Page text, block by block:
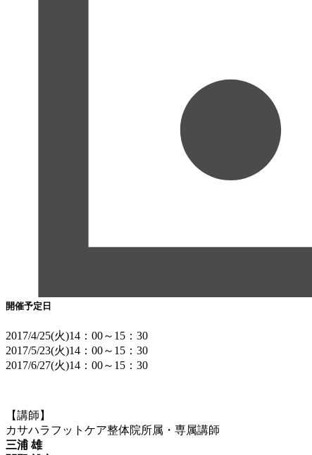
開催予定日
2017/4/25(火)14：00～15：30
2017/5/23(火)14：00～15：30
2017/6/27(火)14：00～15：30
【講師】
カサハラフットケア整体院所属・専属講師
三浦 雄